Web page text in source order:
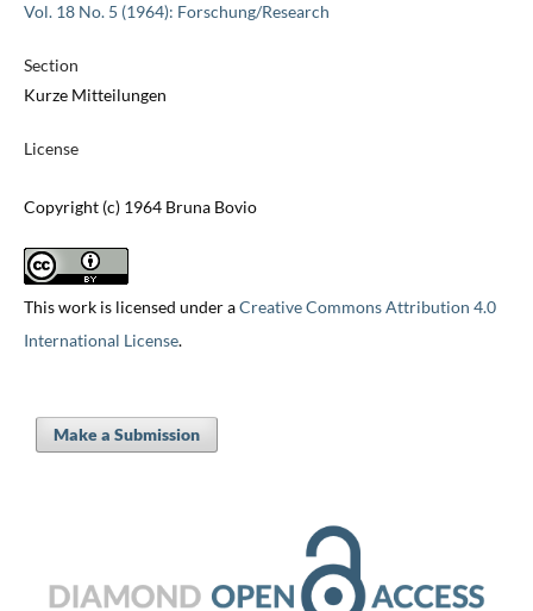
Vol. 18 No. 5 (1964): Forschung/Research
Section
Kurze Mitteilungen
License
Copyright (c) 1964 Bruna Bovio
This work is licensed under aCreative Commons Attribution 4.0
International License.
Make a Submission